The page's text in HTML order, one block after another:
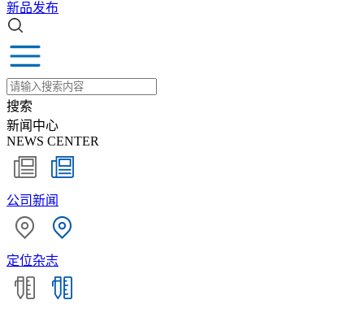
新品发布
搜索
新闻中心
NEWS CENTER
公司新闻
定位杂志